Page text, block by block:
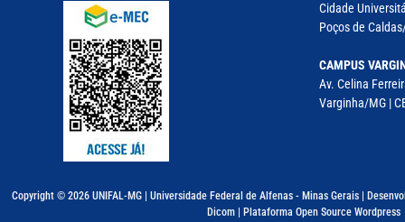
Cidade
Poços de
CAMPUS
Av. Celina
Varginha/MG |
Copyright © 2026 UNIFAL-MG | Universidade Federal de Alfenas - Minas Gerais |
Dicom | Plataforma Open Source Wordpress